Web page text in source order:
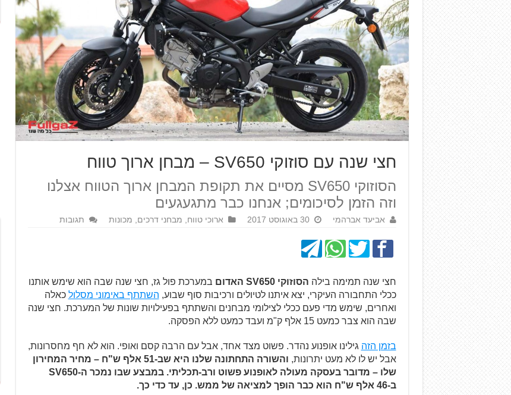
חצי שנה עם סוזוקי SV650 – מבחן ארוך טווח
הסוזוקי SV650 מסיים את תקופת המבחן ארוך הטווח אצלנו
וזה הזמן לסיכומים; אנחנו כבר מתגעגעים
אביעד אברהמי 30 באוגוסט 2017 ארוכי טווח, מבחני דרכים, מכונות תגובות
חצי שנה תמימה בילה הסוזוקי SV650 האדום
במערכת פול גז, חצי שנה שבה הוא שימש אותנו
ככלי התחבורה העיקרי, יצא איתנו לטיולים ורכיבות סוף שבוע, השתתף באימוני מסלול כאלה
ואחרים, שימש מדי פעם ככלי לצילומי מבחנים והשתתף בפעילויות שונות של המערכת. חצי שנה
שבה הוא צבר כמעט 15 אלף ק"מ ועבד כמעט ללא הפסקה.
בזמן הזה גילינו אופנוע נהדר. פשוט מצד אחד, אבל עם הרבה קסם ואופי. הוא לא חף מחסרונות,
אבל יש לו לא מעט יתרונות,
והשורה התחתונה שלנו היא שב-51 אלף ש"ח – מחיר המחירון
שלו – מדובר בעסקה מעולה לאופנוע פשוט ורב-תכליתי. במבצע שבו נמכר ה-SV650
ב-46 אלף ש"ח הוא כבר הופך למציאה של ממש. כן, עד כדי כך.